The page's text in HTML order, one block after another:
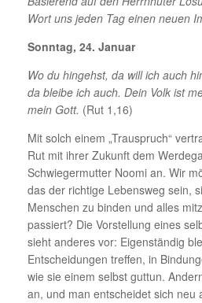
Wort uns jeden Tag einen neuen
Sonntag, 24. Januar
Wo du hingehst, da will ich auch
da bleibe ich auch. Dein Volk ist
mein Gott. (Rut 1,16)
Mit solch einem „Trauspruch“
Rut mit ihrer Zukunft dem
Schwiegermutter Noomi an. Wir
das der richtige Lebensweg sein,
Menschen zu binden und alles
passiert? Die Vorstellung eines
sieht anderes vor: Eigenständig
Entscheidungen treffen, in
wie sie einem selbst guttun.
an, und man entscheidet sich neu